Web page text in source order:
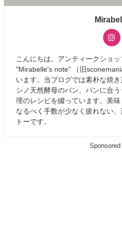
こんにちは。アンティークショ
"Mirabelle's note" （旧
います。当ブログでは素朴な焼
シノ天然酵母のパン、パンに合
理のレシピを綴っています。美味
なるべく手数が少なく疲れない
トーです。
Sponsored